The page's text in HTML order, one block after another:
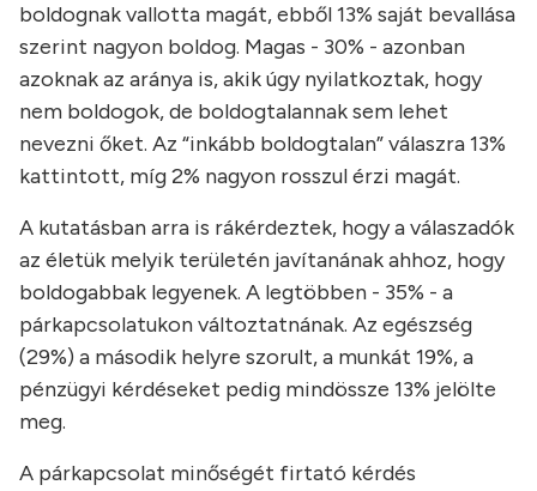
boldognak vallotta magát, ebből 13% saját bevallása
szerint nagyon boldog. Magas - 30% - azonban
azoknak az aránya is, akik úgy nyilatkoztak, hogy
nem boldogok, de boldogtalannak sem lehet
nevezni őket. Az “inkább boldogtalan” válaszra 13%
kattintott, míg 2% nagyon rosszul érzi magát.
A kutatásban arra is rákérdeztek, hogy a válaszadók
az életük melyik területén javítanának ahhoz, hogy
boldogabbak legyenek. A legtöbben - 35% - a
párkapcsolatukon változtatnának. Az egészség
(29%) a második helyre szorult, a munkát 19%, a
pénzügyi kérdéseket pedig mindössze 13% jelölte
meg.
A párkapcsolat minőségét firtató kérdés